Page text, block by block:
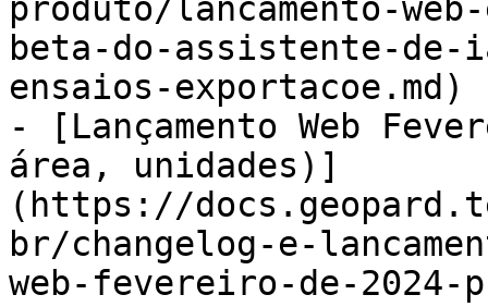
produto/lancamento-
beta-do-assistente-
ensaios-exportacoe.md)
- [Lançamento Web
área, unidades)]
(https://
br/changelog-e-
web-fevereiro-de-2024-